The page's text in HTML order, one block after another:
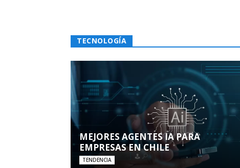
TECNOLOGÍA
MEJORES AGENTES IA PARA
EMPRESAS EN CHILE
TENDENCIA